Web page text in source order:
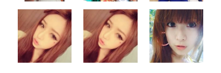
500x500 500x500 500x500